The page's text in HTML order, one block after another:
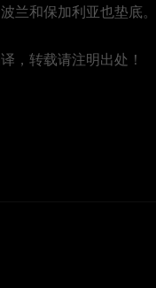
兰和保加利亚也垫底。
，转载请注明出处！